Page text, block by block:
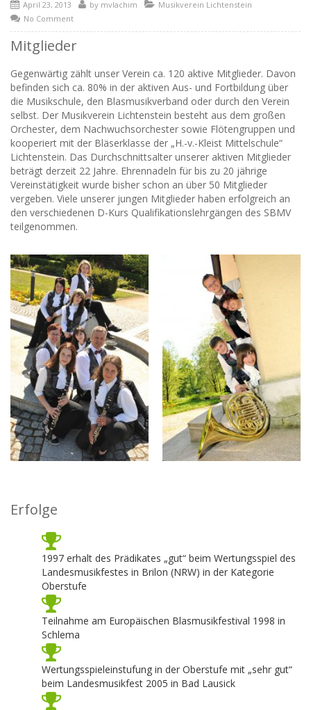
April 23, 2013 by mvlachim
Musikverein Lichtenstein
No Comment
Mitglieder
Gegenwärtig zählt unser Verein ca. 120 aktive Mitglieder. Davon
befinden sich ca. 80% in der aktiven Aus- und Fortbildung über
die Musikschule, den Blasmusikverband oder durch den Verein
selbst. Der Musikverein Lichtenstein besteht aus dem großen
Orchester, dem Nachwuchsorchester sowie Flötengruppen und
kooperiert mit der Bläserklasse der „H.-v.-Kleist Mittelschule“
Lichtenstein. Das Durchschnittsalter unserer aktiven Mitglieder
beträgt derzeit 22 Jahre. Ehrennadeln für bis zu 20 jährige
Vereinstätigkeit wurde bisher schon an über 50 Mitglieder
vergeben. Viele unserer jungen Mitglieder haben erfolgreich an
den verschiedenen D-Kurs Qualifikationslehrgängen des SBMV
teilgenommen.
Erfolge
1997 erhalt des Prädikates „gut“ beim Wertungsspiel des
Landesmusikfestes in Brilon (NRW) in der Kategorie
Oberstufe
Teilnahme am Europäischen Blasmusikfestival 1998 in
Schlema
Wertungsspieleinstufung in der Oberstufe mit „sehr gut“
beim Landesmusikfest 2005 in Bad Lausick